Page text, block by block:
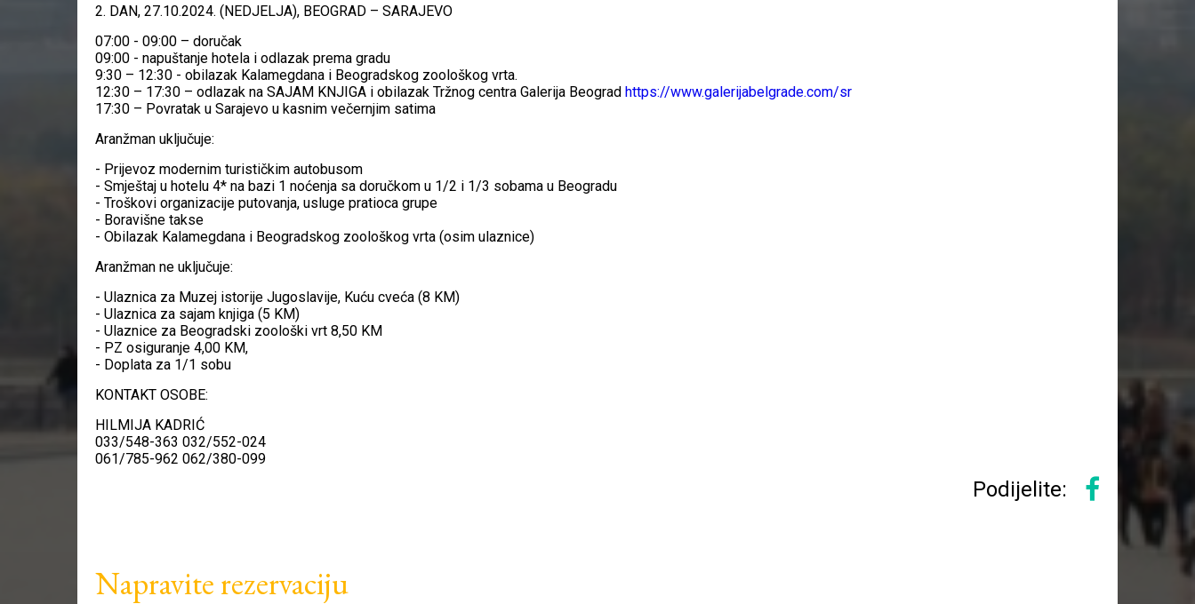
2. DAN, 27.10.2024. (NEDJELJA), BEOGRAD – SARAJEVO
07:00 - 09:00 – doručak
09:00 - napuštanje hotela i odlazak prema gradu
9:30 – 12:30 - obilazak Kalamegdana i Beogradskog zoološkog vrta.
12:30 – 17:30 – odlazak na SAJAM KNJIGA i obilazak Tržnog centra Galerija Beograd https://www.galerijabelgrade.com/sr
17:30 – Povratak u Sarajevo u kasnim večernjim satima
Aranžman uključuje:
- Prijevoz modernim turističkim autobusom
- Smještaj u hotelu 4* na bazi 1 noćenja sa doručkom u 1/2 i 1/3 sobama u Beogradu
- Troškovi organizacije putovanja, usluge pratioca grupe
- Boravišne takse
- Obilazak Kalamegdana i Beogradskog zoološkog vrta (osim ulaznice)
Aranžman ne uključuje:
- Ulaznica za Muzej istorije Jugoslavije, Kuću cveća (8 KM)
- Ulaznica za sajam knjiga (5 KM)
- Ulaznice za Beogradski zoološki vrt 8,50 KM
- PZ osiguranje 4,00 KM,
- Doplata za 1/1 sobu
KONTAKT OSOBE:
HILMIJA KADRIĆ
033/548-363 032/552-024
061/785-962 062/380-099
Podijelite:
Napravite rezervaciju